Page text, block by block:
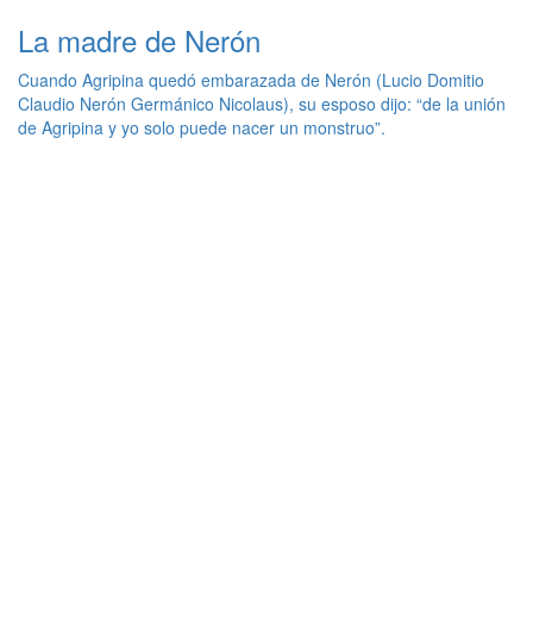
La madre de Nerón
Cuando Agripina quedó embarazada de Nerón (Lucio Domitio
Claudio Nerón Germánico Nicolaus), su esposo dijo: “de la unión
de Agripina y yo solo puede nacer un monstruo”.